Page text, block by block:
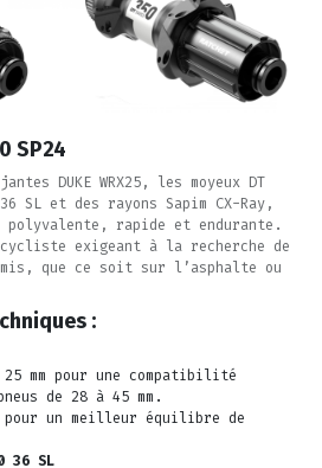
SP24
DUKE WRX25, les moyeux DT
SL et des rayons Sapim CX-Ray,
polyvalente, rapide et endurante.
exigeant à la recherche de
que ce soit sur l’asphalte ou
:
mm pour une compatibilité
de 28 à 45 mm.
pour un meilleur équilibre de
36 SL